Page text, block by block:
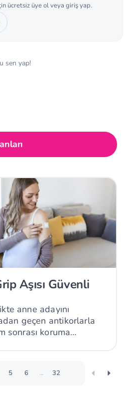
ücretsiz üye ol veya giriş yap.
sen yap!
Aşısı Güvenli
anne adayını
geçen antikorlarla
sonrası koruma
5 6 ... 32